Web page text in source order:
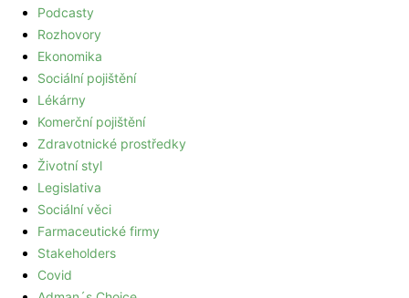
Podcasty
Rozhovory
Ekonomika
Sociální pojištění
Lékárny
Komerční pojištění
Zdravotnické prostředky
Životní styl
Legislativa
Sociální věci
Farmaceutické firmy
Stakeholders
Covid